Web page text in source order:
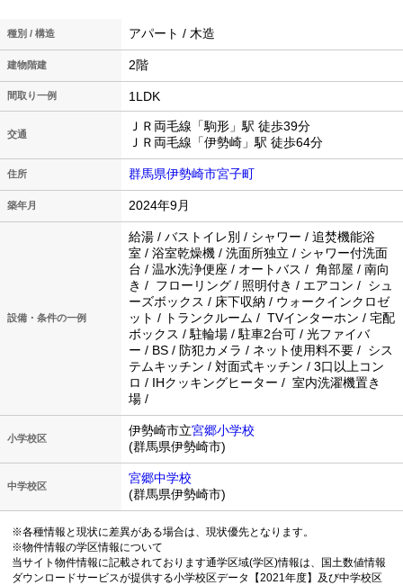
種別 / 構造 アパート / 木造
建物階建 2階
間取り一例 1LDK
交通
ＪＲ両毛線「駒形」駅 徒歩39分
ＪＲ両毛線「伊勢崎」駅 徒歩64分
住所 群馬県伊勢崎市宮子町
築年月 2024年9月
設備・条件の一例
給湯 / バストイレ別 / シャワー / 追焚機能浴
室 / 浴室乾燥機 / 洗面所独立 / シャワー付洗面
台 / 温水洗浄便座 / オートバス / 角部屋 / 南向
き / フローリング / 照明付き / エアコン / シュ
ーズボックス / 床下収納 / ウォークインクロゼ
ット / トランクルーム / TVインターホン / 宅配
ボックス / 駐輪場 / 駐車2台可 / 光ファイバ
ー / BS / 防犯カメラ / ネット使用料不要 / シス
テムキッチン / 対面式キッチン / 3口以上コン
ロ / IHクッキングヒーター / 室内洗濯機置き
場 /
小学校区
伊勢崎市立宮郷小学校
(群馬県伊勢崎市)
中学校区
宮郷中学校
(群馬県伊勢崎市)
※各種情報と現状に差異がある場合は、現状優先となります。
※物件情報の学区情報について
当サイト物件情報に記載されております通学区域(学区)情報は、国土数値情報
ダウンロードサービスが提供する小学校区データ【2021年度】及び中学校区